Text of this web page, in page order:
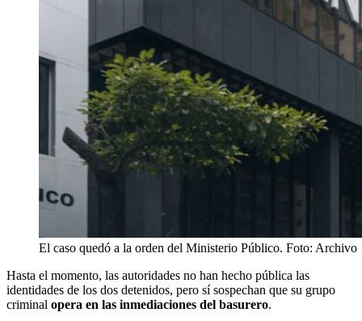
El caso quedó a la orden del Ministerio Público. Foto: Archivo
Hasta el momento, las autoridades no han hecho pública las
identidades de los dos detenidos, pero sí sospechan que su grupo
criminal opera en las inmediaciones del basurero.